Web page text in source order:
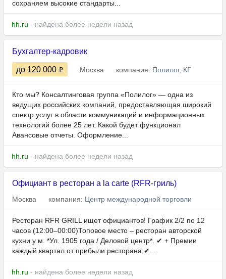
сохраняем высокие стандарты...
hh.ru - найдена более недели назад
Бухгалтер-кадровик
до 120 000 Москва компания: Полилог, КГ
Кто мы? Консалтинговая группа «Полилог» — одна из
ведущих российских компаний, предоставляющая широкий
спектр услуг в области коммуникаций и информационных
технологий более 25 лет. Какой будет функционал
Авансовые отчеты. Оформление...
hh.ru - найдена более недели назад
Официант в ресторан a la carte (RFR-гриль)
Москва компания: Центр международной торговли
Ресторан RFR GRILL ищет официантов! График 2/2 по 12
часов (12:00–00:00)Топовое место – ресторан авторской
кухни у м. *Ул. 1905 года / Деловой центр*. ✔ + Премии
каждый квартал от прибыли ресторана;✔...
hh.ru - найдена более недели назад